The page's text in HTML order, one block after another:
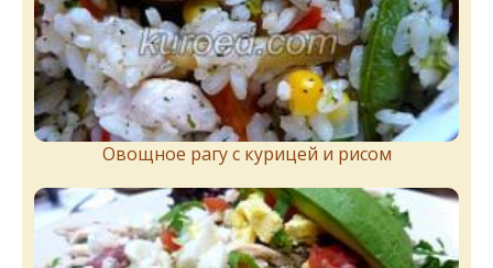
Овощное рагу с курицей и рисом